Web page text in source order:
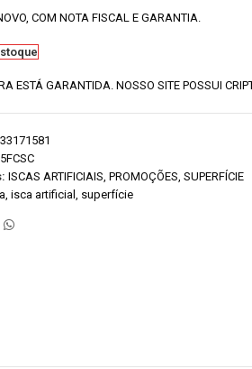
COM NOTA FISCAL E GARANTIA.
ESTÁ GARANTIDA. NOSSO SITE POSSUI
ISCAS ARTIFICIAIS, PROMOÇÕES, SUPERFÍCIE
, isca artificial , superfície